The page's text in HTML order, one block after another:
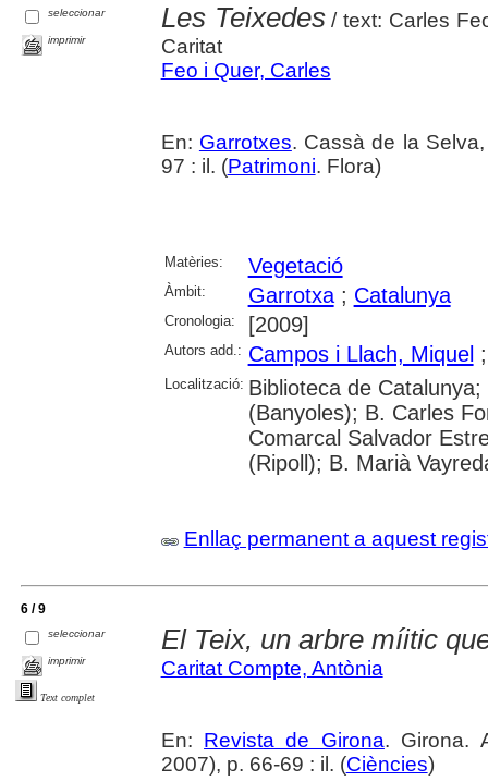
seleccionar
imprimir
Les Teixedes/ text: Carles
Caritat
Feo i Quer, Carles
En: Garrotxes. Cassà de la
97 : il. (Patrimoni. Flora)
Matèries: Vegetació
Àmbit: Garrotxa; Catalunya
Cronologia: [2009]
Autors add.: Campos i Llach, Miquel
Localització: Biblioteca de
(Banyoles); B. Carles
Comarcal Salvador
(Ripoll); B. Marià
Enllaç permanent a aquest
6 / 9
seleccionar
imprimir
Text complet
El Teix, un arbre míitic
Caritat Compte, Antònia
En: Revista de Girona. Girona.
2007), p. 66-69 : il. (Ciències)